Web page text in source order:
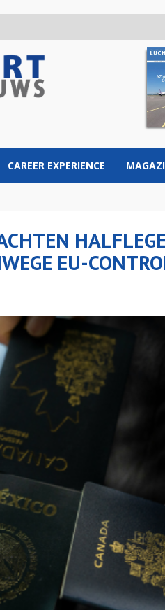
CAREER EXPERIENCE
EU-